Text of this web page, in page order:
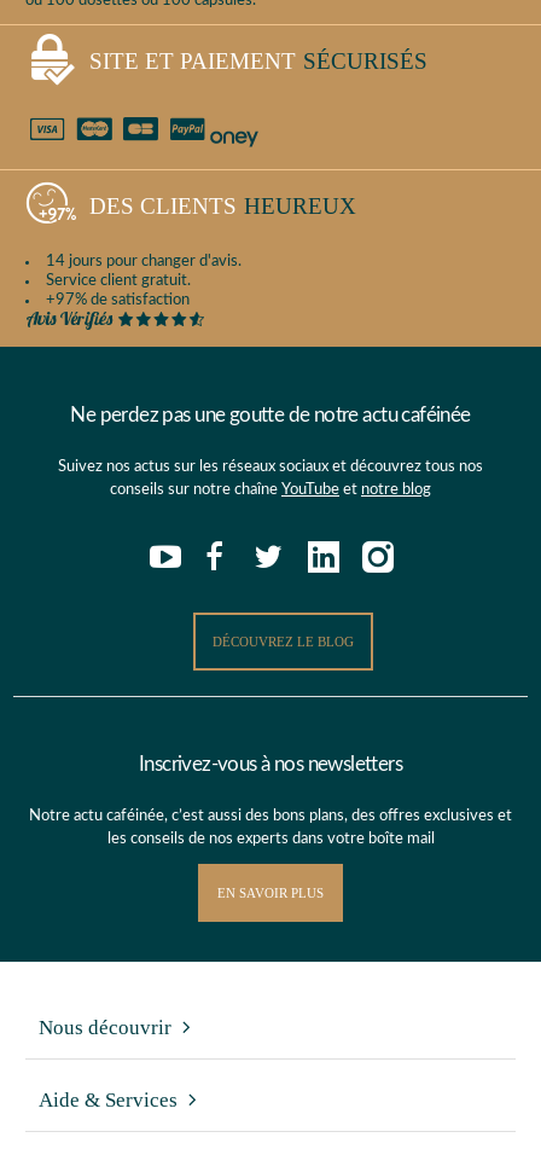
SITE ET PAIEMENT SÉCURISÉS
DES CLIENTS HEUREUX
14 jours pour changer d'avis.
Service client gratuit.
+97% de satisfaction
Ne perdez pas une goutte de notre actu caféinée
Suivez nos actus sur les réseaux sociaux et découvrez tous nos
conseils sur notre chaîne YouTube et notre blog
DÉCOUVREZ LE BLOG
Inscrivez-vous à nos newsletters
Notre actu caféinée, c’est aussi des bons plans, des offres exclusives et
les conseils de nos experts dans votre boîte mail
EN SAVOIR PLUS
Nous découvrir
Aide & Services